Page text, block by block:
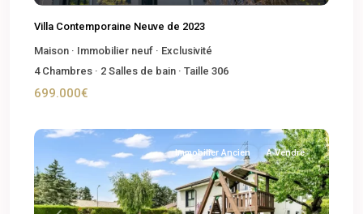
Villa Contemporaine Neuve de 2023
Maison · Immobilier neuf · Exclusivité
4Chambres · 2 Salles de bain · Taille 306
699.000€
Immobilier Ancien A Vendre